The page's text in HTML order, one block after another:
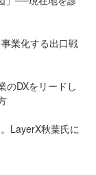
業化する出口戦
DXをリードし
LayerX秋葉氏に